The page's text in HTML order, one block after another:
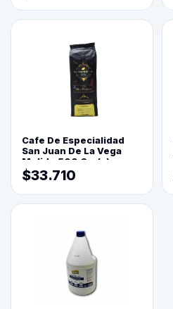
Cafe De Especialidad
San Juan De La Vega
Molido 500 Grs(=)
$33.710